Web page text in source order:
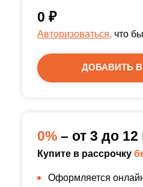
0 ₽
Авторизоваться, что
ДОБАВИТЬ
0% – от 3 до
Купите в рассрочку
Оформляется